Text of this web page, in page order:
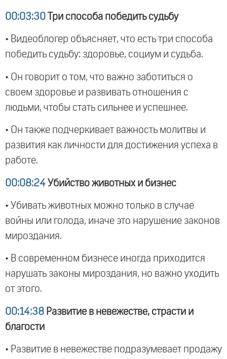
00:03:30 Три способа победить судьбу
• Видеоблогер объясняет, что есть три способа
победить судьбу: здоровье, социум и судьба.
• Он говорит о том, что важно заботиться о
своем здоровье и развивать отношения с
людьми, чтобы стать сильнее и успешнее.
• Он также подчеркивает важность молитвы и
развития как личности для достижения успеха в
работе.
00:08:24 Убийство животных и бизнес
• Убивать животных можно только в случае
войны или голода, иначе это нарушение законов
мироздания.
• В современном бизнесе иногда приходится
нарушать законы мироздания, но важно уходить
от этого.
00:14:38 Развитие в невежестве, страсти и
благости
• Развитие в невежестве подразумевает продажу